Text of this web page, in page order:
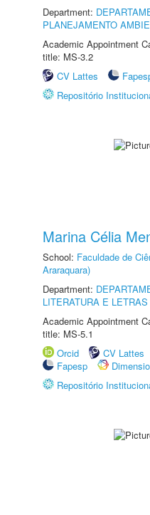
Department:
PLANEJAMENTO
Academic Appointment
title: MS-3.2
CV Lattes
Repositório
Marina Célia
School: Faculdade de
Araraquara)
Department:
LITERATURA E
Academic Appointment
title: MS-5.1
Orcid
CV Lattes
Fapesp
Repositório